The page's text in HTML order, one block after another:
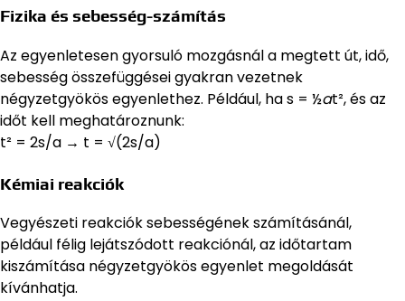
Fizika és sebesség-számítás
Az egyenletesen gyorsuló mozgásnál a megtett út, idő,
sebesség összefüggései gyakran vezetnek
négyzetgyökös egyenlethez. Például, ha s = ½at², és az
időt kell meghatároznunk:
t² = 2s/a → t = √(2s/a)
Kémiai reakciók
Vegyészeti reakciók sebességének számításánál,
például félig lejátszódott reakciónál, az időtartam
kiszámítása négyzetgyökös egyenlet megoldását
kívánhatja.